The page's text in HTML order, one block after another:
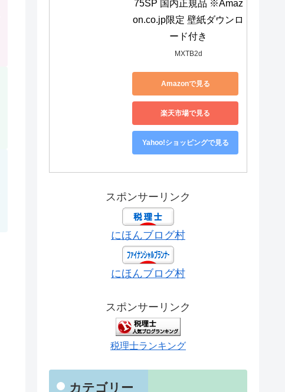
75SP 国内正規品 ※Amaz
on.co.jp限定 壁紙ダウンロ
ード付き
MXTB2d
Amazonで見る
楽天市場で見る
Yahoo!ショッピングで見る
スポンサーリンク
にほんブログ村
にほんブログ村
スポンサーリンク
税理士ランキング
カテゴリー